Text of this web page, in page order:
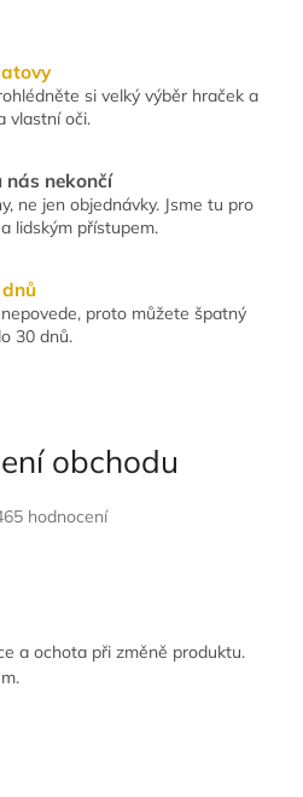
si velký výběr hraček a
vlastní oči.
nás nekončí
ne jen objednávky. Jsme tu pro
lidským přístupem.
proto můžete špatný
30 dnů.
obchodu
hodnocení
a ochota při změně produktu.